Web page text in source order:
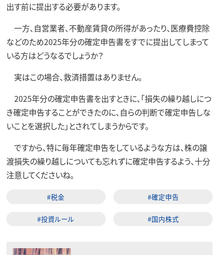
出す前に提出する必要があります。
一方、自営業者、不動産賃貸の所得があったり、医療費控除
などのため2025年分の確定申告書をすでに提出してしまって
いる方はどうなるでしょうか？
実はこの場合、救済措置はありません。
2025年分の確定申告書を出すときに、「損失の繰り越しにつ
き確定申告することができたのに、自らの判断で確定申告しな
いことを選択した」とされてしまうからです。
ですから、特に毎年確定申告をしているような方は、株の譲
渡損失の繰り越しについても忘れずに確定申告するよう、十分
注意してくださいね。
#税金 #確定申告
#投資ルール #国内株式